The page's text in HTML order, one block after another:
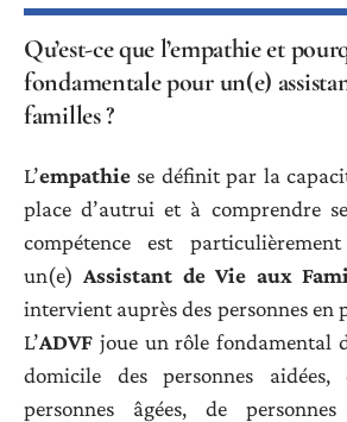
Qu’est-ce que l’empathie et
fondamentale pour un(e)
familles ?
L’empathie se définit par la
place d’autrui et à comprendre
compétence est
un(e)Assistant de Vie aux
intervient auprès des personnes en
L’ADVF joue un rôle fondamental
domicile des personnes aidées,
personnes âgées, de